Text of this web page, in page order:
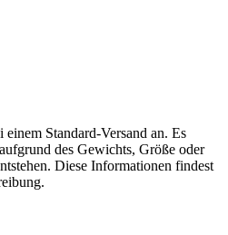
Standard-Versand an. Es
des Gewichts, Größe oder
Diese Informationen findest